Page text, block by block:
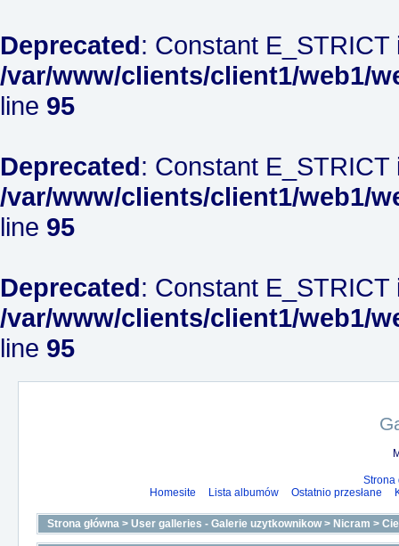
Deprecated: Constant
/var/www/clients/client1/web1/
line 95
Deprecated: Constant
/var/www/clients/client1/web1/
line 95
Deprecated: Constant
/var/www/clients/client1/web1/
line 95
Strona
Homesite
Lista albumów Ostatnio przesłane
Strona główna > User galleries - Galerie uzytkownikow> Nicram >